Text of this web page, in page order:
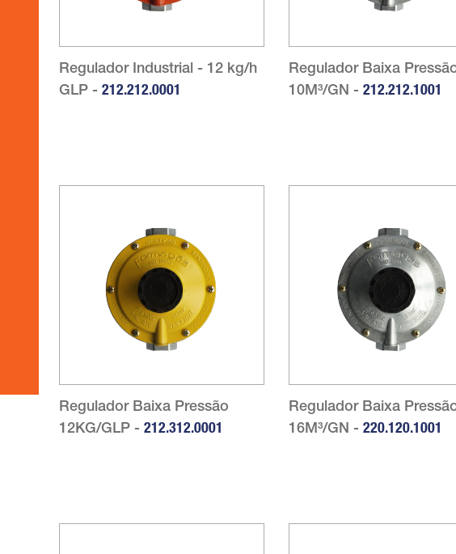
Regulador Industrial - 12 kg/h
GLP - 212.212.0001
Regulador Baixa
10M³/GN - 212.212.1001
Regulador Baixa Pressão
12KG/GLP - 212.312.0001
Regulador Baixa
16M³/GN - 220.120.1001